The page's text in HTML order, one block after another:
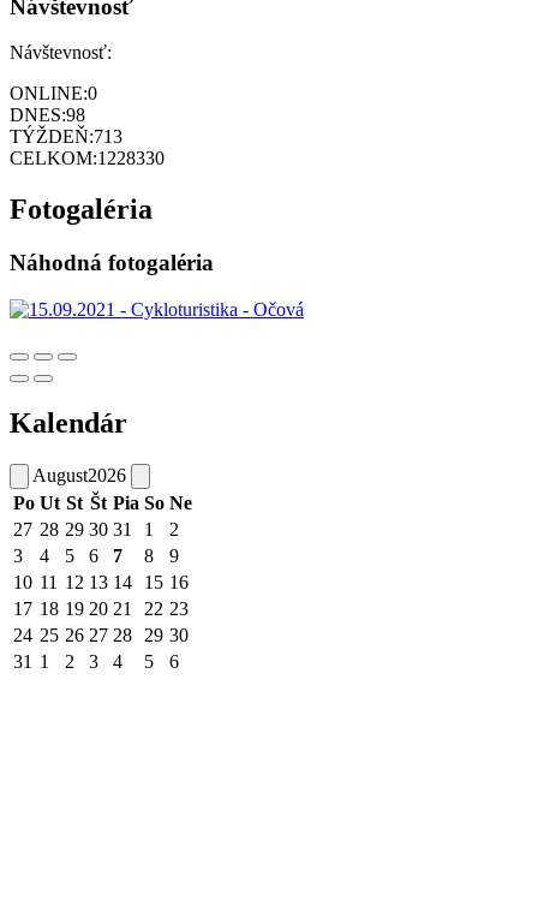
Návštevnosť
Návštevnosť:
ONLINE:0
DNES:98
TÝŽDEŇ:713
CELKOM:1228330
Fotogaléria
Náhodná fotogaléria
Kalendár
August2026
Po Ut St Št Pia So Ne
27 28 29 30 31 1
2
3
4 5 6 7 8
9
10 11 12 13 14 15 16
17 18 19 20 21 22 23
24 25 26 27 28 29 30
31 1 2 3 4 5 6